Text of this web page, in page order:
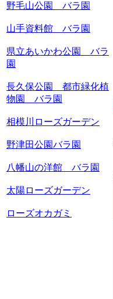
野毛山公園 バラ園
山手資料館 バラ園
県立あいかわ公園 バラ
園
長久保公園 都市緑化植
物園 バラ園
相模川ローズガーデン
野津田公園バラ園
八幡山の洋館 バラ園
太陽ローズガーデン
ローズオカガミ